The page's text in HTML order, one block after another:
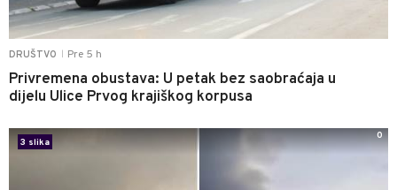
DRUŠTVO Pre 5 h
Privremena obustava: U petak bez saobraćaja u
dijelu Ulice Prvog krajiškog korpusa
3 slika
0